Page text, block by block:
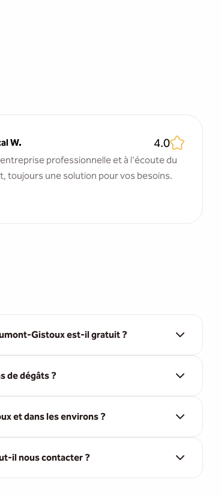
W. 4.0
professionnelle et à l'écoute du
toujours une solution pour vos besoins.
Gistoux est-il gratuit ?
de dégâts ?
et dans les environs ?
il nous contacter ?